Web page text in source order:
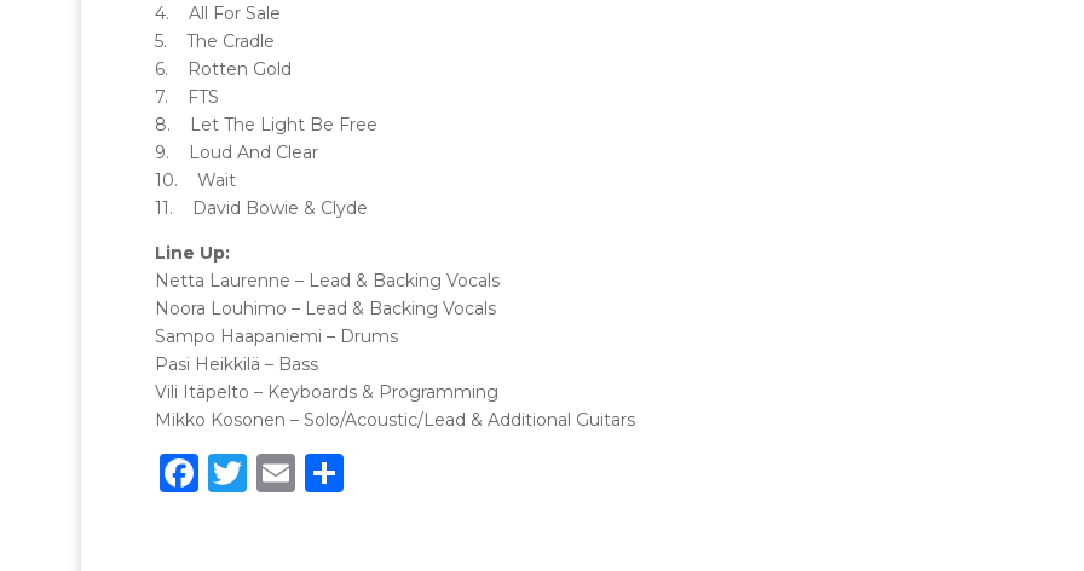
4. All For Sale
5. The Cradle
6. Rotten Gold
7. FTS
8. Let The Light Be Free
9. Loud And Clear
10. Wait
11. David Bowie & Clyde
Line Up:
Netta Laurenne – Lead & Backing Vocals
Noora Louhimo – Lead & Backing Vocals
Sampo Haapaniemi – Drums
Pasi Heikkilä – Bass
Vili Itäpelto – Keyboards & Programming
Mikko Kosonen – Solo/Acoustic/Lead & Additional Guitars
F T E C